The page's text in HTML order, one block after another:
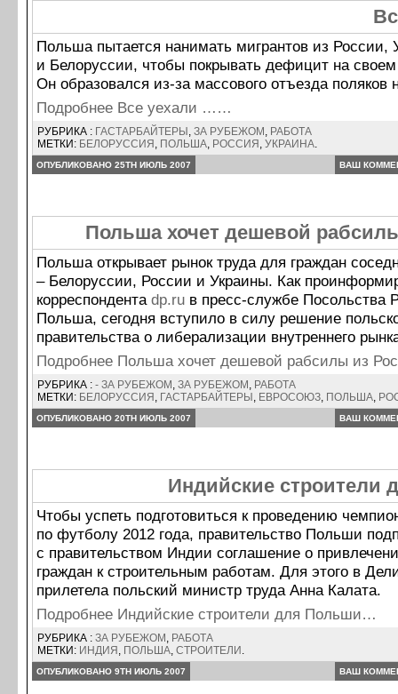
Польша пытается нанимать мигрантов из России,
и Белоруссии, чтобы покрывать дефицит на
Он образовался из-за массового отъезда поляков
Подробнее Все уехали ……
РУБРИКА : ГАСТАРБАЙТЕРЫ , ЗА РУБЕЖОМ , РАБОТА
МЕТКИ: БЕЛОРУССИЯ , ПОЛЬША, РОССИЯ , УКРАИНА.
ОПУБЛИКОВАНО 25TH ИЮЛЬ 2007 ВАШ
Польша хочет дешевой
Польша открывает рынок труда для граждан
– Белоруссии, России и Украины. Как
корреспондента dp.ru в пресс-службе Посольства
Польша, сегодня вступило в силу решение
правительства о либерализации внутреннего
Подробнее Польша хочет дешевой рабсилы из
РУБРИКА : - ЗА РУБЕЖОМ , ЗА РУБЕЖОМ , РАБОТА
МЕТКИ: БЕЛОРУССИЯ , ГАСТАРБАЙТЕРЫ , ЕВРОСОЮЗ, ПОЛЬША,
ОПУБЛИКОВАНО 20TH ИЮЛЬ 2007 ВАШ
Индийские строители
Чтобы успеть подготовиться к проведению
по футболу 2012 года, правительство Польши
с правительством Индии соглашение о
граждан к строительным работам. Для этого в
прилетела польский министр труда Анна Калата.
Подробнее Индийские строители для Польши…
РУБРИКА : ЗА РУБЕЖОМ , РАБОТА
МЕТКИ: ИНДИЯ , ПОЛЬША, СТРОИТЕЛИ .
ОПУБЛИКОВАНО 9TH ИЮЛЬ 2007 ВАШ